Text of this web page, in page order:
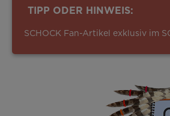
TIPP ODER HINWEIS:
SCHOCK Fan-Artikel exklusiv im